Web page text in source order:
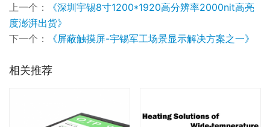
上一个：
《深圳宇锡8寸1200*1920高分辨率2000nit高亮
度澎湃出货》
下一个：
《屏蔽触摸屏-宇锡军工场景显示解决方案之一》
相关推荐